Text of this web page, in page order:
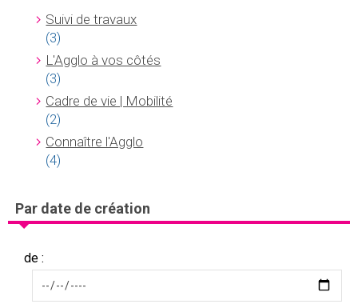
Suivi de travaux
(3)
L'Agglo à vos côtés
(3)
Cadre de vie | Mobilité
(2)
Connaître l'Agglo
(4)
Par date de création
de :